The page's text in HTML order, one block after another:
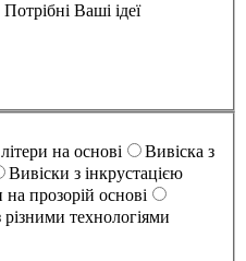
Ваші ідеї
на основі
Вивіска з
Вивіски з інкрустацією
на прозорій основі
різними технологіями